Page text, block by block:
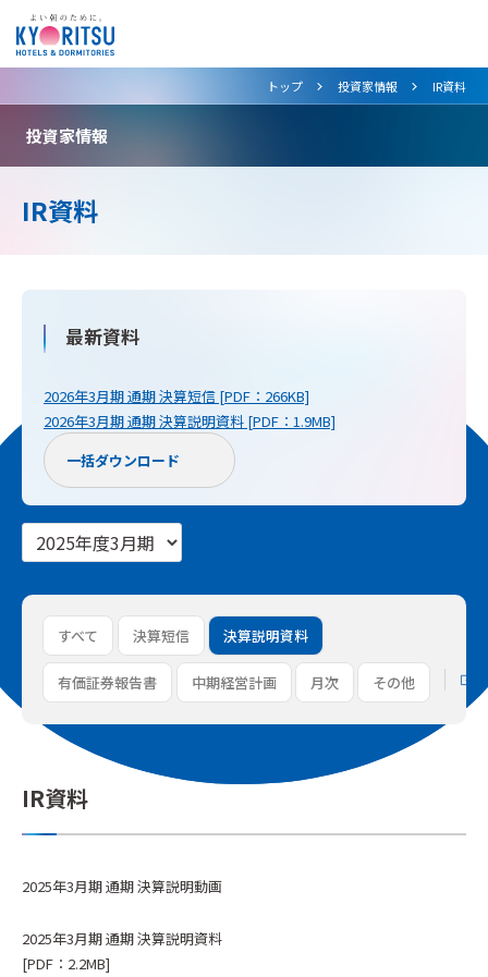
トップ >
投資家情報 >
IR資料
投資家情報
IR資料
最新資料
2026年3月期 通期 決算短信 [PDF：266KB]
2026年3月期 通期 決算説明資料 [PDF：1.9MB]
一括ダウンロード
すべて 決算短信 決算説明資料
有価証券報告書 中期経営計画 月次 その他
IR資料
2025年3月期 通期 決算説明動画
2025年3月期 通期 決算説明資料
[PDF：2.2MB]